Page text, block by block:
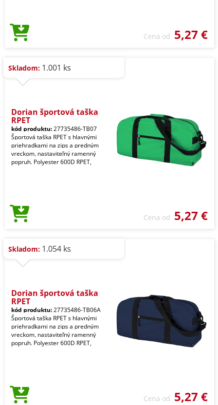
Cena od 5,27 €
Skladom: 1.001 ks
Dorian športová taška
RPET
kód produktu:27735486-TB07
Športová taška RPET s hlavnými
priehradkami na zips a predným
vreckom, nastaviteľný ramenný
popruh. Polyester 600D RPET,
Cena od 5,27 €
Skladom: 1.054 ks
Dorian športová taška
RPET
kód produktu:27735486-TB06A
Športová taška RPET s hlavnými
priehradkami na zips a predným
vreckom, nastaviteľný ramenný
popruh. Polyester 600D RPET,
Cena od 5,27 €